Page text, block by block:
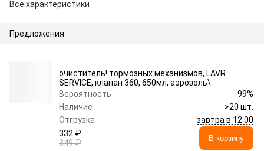
Все характеристики
Предложения
очиститель! тормозных механизмов, LAVR
SERVICE, клапан 360, 650мл, аэрозоль\
Вероятность
99%
Наличие
>20 шт.
Отгрузка
завтра в 12:00
332 ₽
349 ₽
В корзину